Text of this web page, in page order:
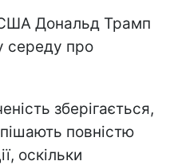
США Дональд Трамп
середу про
зберігається,
повністю
оскільки